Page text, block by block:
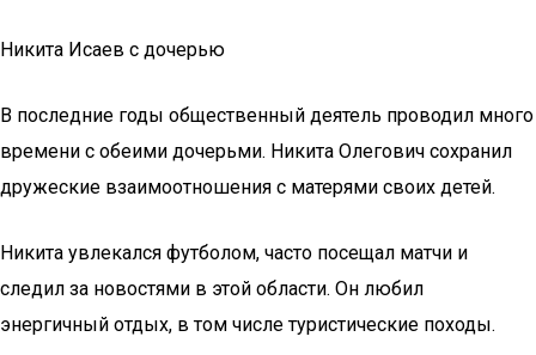
Никита Исаев с дочерью
В последние годы общественный деятель проводил много
времени с обеими дочерьми. Никита Олегович сохранил
дружеские взаимоотношения с матерями своих детей.
Никита увлекался футболом, часто посещал матчи и
следил за новостями в этой области. Он любил
энергичный отдых, в том числе туристические походы.